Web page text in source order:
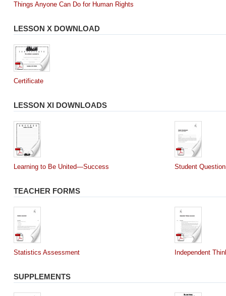
Things Anyone Can Do for Human Rights
LESSON X DOWNLOAD
Certificate
LESSON XI DOWNLOADS
Learning to Be United—Success Student
TEACHER FORMS
Statistics Assessment Independent
SUPPLEMENTS